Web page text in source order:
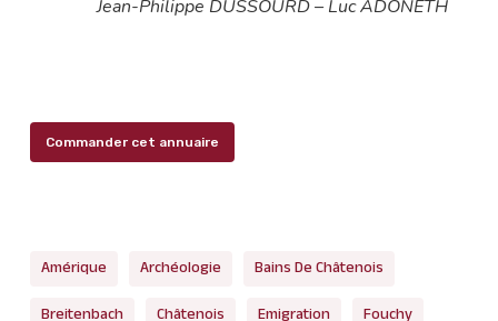
Jean-Philippe DUSSOURD – Luc ADONETH
Commander cet annuaire
Amérique Archéologie
Bains De Châtenois
Breitenbach
Châtenois Emigration
Fouchy